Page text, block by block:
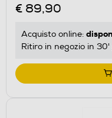
€ 89,90
Acquisto online:
Ritiro in negozio in